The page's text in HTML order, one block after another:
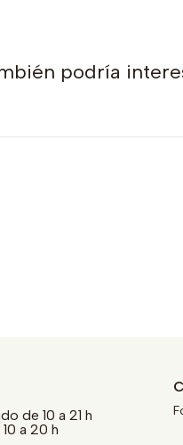
podría
de 10 a 21 h
a 20 h